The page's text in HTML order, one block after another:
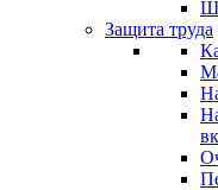
Защита труда